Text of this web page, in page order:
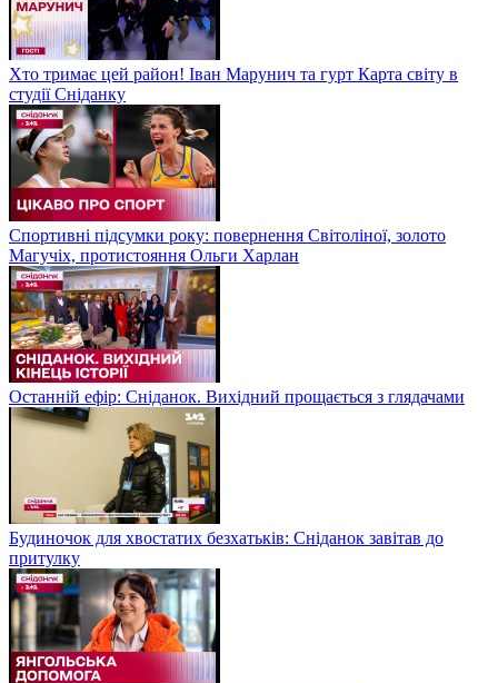
Хто тримає цей район! Іван Марунич та гурт Карта світу в
студії Сніданку
Спортивні підсумки року: повернення Світоліної, золото
Магучіх, протистояння Ольги Харлан
Останній ефір: Сніданок. Вихідний прощається з глядачами
Будиночок для хвостатих безхатьків: Сніданок завітав до
притулку